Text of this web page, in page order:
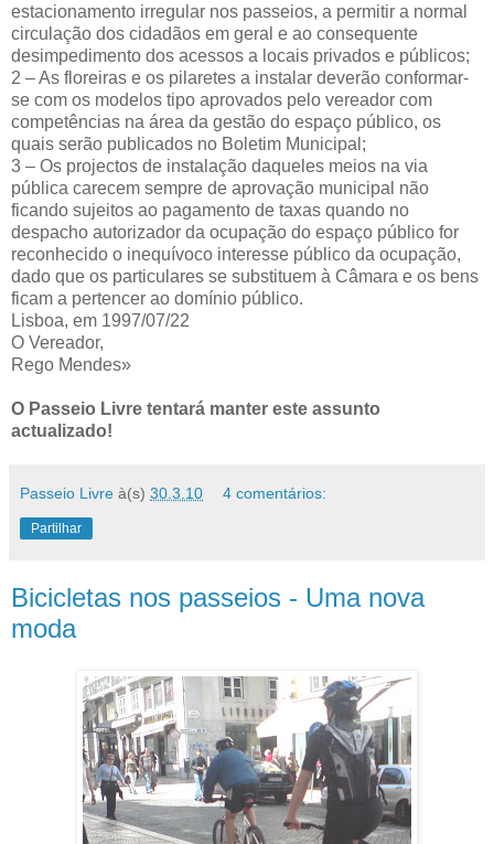
estacionamento irregular nos passeios, a permitir a normal
circulação dos cidadãos em geral e ao consequente
desimpedimento dos acessos a locais privados e públicos;
2 – As floreiras e os pilaretes a instalar deverão conformar-
se com os modelos tipo aprovados pelo vereador com
competências na área da gestão do espaço público, os
quais serão publicados no Boletim Municipal;
3 – Os projectos de instalação daqueles meios na via
pública carecem sempre de aprovação municipal não
ficando sujeitos ao pagamento de taxas quando no
despacho autorizador da ocupação do espaço público for
reconhecido o inequívoco interesse público da ocupação,
dado que os particulares se substituem à Câmara e os bens
ficam a pertencer ao domínio público.
Lisboa, em 1997/07/22
O Vereador,
Rego Mendes»
O Passeio Livre tentará manter este assunto
actualizado!
Passeio Livre à(s) 30.3.10 4 comentários:
Partilhar
Bicicletas nos passeios - Uma nova
moda